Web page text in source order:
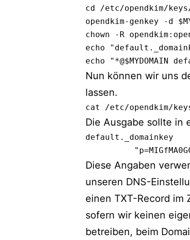
cd /etc/opendkim/keys/
opendkim-genkey -d
chown -R
echo
echo "*@$MYDOMAIN
Nun können wir uns
lassen.
cat /etc/opendkim/
Die Ausgabe sollte in
default._domainkey	IN	TXT	( "v=DKIM1; k=rsa; "
Diese Angaben
unseren DNS-
einen TXT-Record im
sofern wir keinen
betreiben, beim